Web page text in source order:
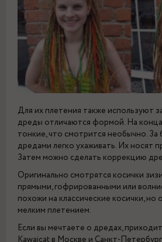
Для их плетения также используют
дреды отличаются формой. На
тонкие, что смотрится необычно. За
дредами легко ухаживать. Их носят
Затем можно сделать коррекцию
Оригинально смотрятся косички
прямыми, гофрированными или
похожи на классические косички, но
мелким плетением.
Если вы мечтаете о дредах,